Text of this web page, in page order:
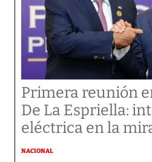
Primera reunión
De La Espriella:
eléctrica en la
NACIONAL